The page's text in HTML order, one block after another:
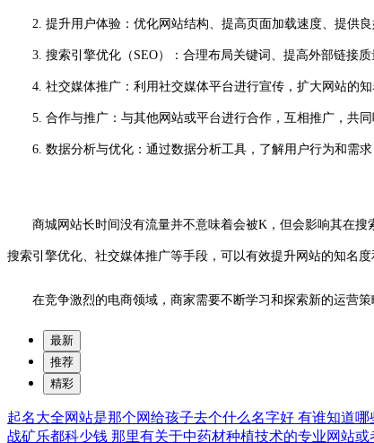
2. 提升用户体验：优化网站结构、提高页面加载速度、提供良
3. 搜索引擎优化（SEO）：合理布局关键词、提高外部链接质
4. 社交媒体推广：利用社交媒体平台进行宣传，扩大网站的知
5. 合作与推广：与其他网站或平台进行合作，互相推广，共同
6. 数据分析与优化：通过数据分析工具，了解用户行为和需求
商城网站长时间没有流量并不意味着会被K，但会影响其在搜
搜索引擎优化、社交媒体推广等手段，可以有效提升网站的知名
在竞争激烈的电商领域，商家需要不断学习和探索新的运营
最新
推荐
精彩
起名大全网站是那个网给孩子去个什么名字好 有谁知道哪
战矿乐都科少钱 那里有关于中药材种植技术的专业网站